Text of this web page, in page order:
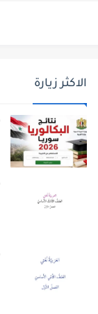
الاكثر زيارة